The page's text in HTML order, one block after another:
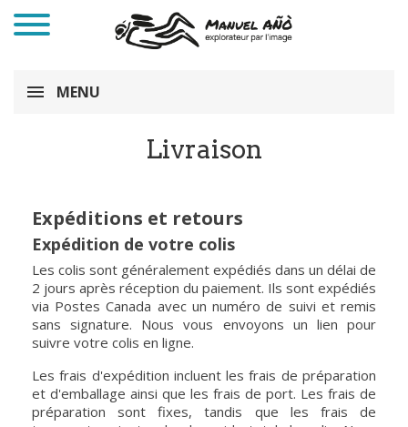
MENU
Livraison
Expéditions et retours
Expédition de votre colis
Les colis sont généralement expédiés dans un délai de
2 jours après réception du paiement. Ils sont expédiés
via Postes Canada avec un numéro de suivi et remis
sans signature. Nous vous envoyons un lien pour
suivre votre colis en ligne.
Les frais d'expédition incluent les frais de préparation
et d'emballage ainsi que les frais de port. Les frais de
préparation sont fixes, tandis que les frais de